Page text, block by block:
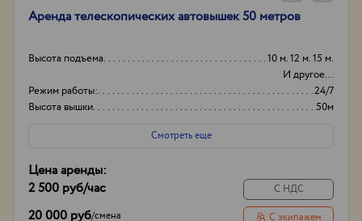
Аренда телескопических автовышек 50 метров
Высота подъема
10 м. 12 м. 15 м.
И другое...
Режим работы:
24/7
Высота вышки
50м
Оборудование
+
Смотреть еще
Цена аренды:
2 500 руб/час
20 000 руб/смена
С НДС
С экипажем